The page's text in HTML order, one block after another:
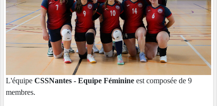
L'équipe CSSNantes - Equipe Féminine est composée de 9
membres.